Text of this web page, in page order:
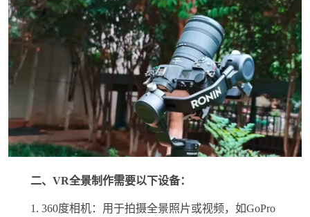
二、VR全景制作需要以下设备：
1. 360度相机：用于拍摄全景照片或视频，如GoPro